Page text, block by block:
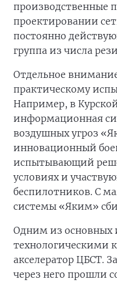
производственные
проектировании
постоянно
группа из числа
Отдельное
практическому
Например, в
информационная
воздушных угроз
инновационный
испытывающий
условиях и
беспилотников. С
системы «Яким»
Одним из основных
технологическими
акселератор ЦБСТ.
через него прошли